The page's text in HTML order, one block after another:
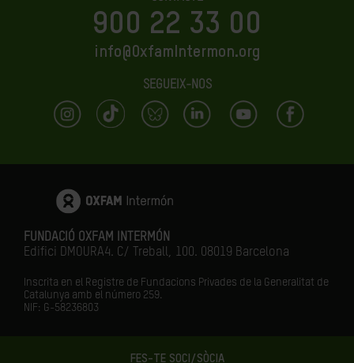
FES-TE SOCI/SÒCIA
900 22 33 00
info@OxfamIntermon.org
SEGUEIX-NOS
FUNDACIÓ OXFAM INTERMÓN
Edifici DMOURA4. C/ Treball, 100. 08019 Barcelona
Inscrita en el Registre de Fundacions Privades de la Generalitat de
Catalunya amb el número 259.
NIF: G-58236803